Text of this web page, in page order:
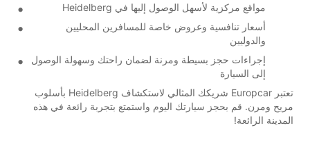
مواقع مركزية لأسهل الوصول إليها في Heidelberg
أسعار تنافسية وعروض خاصة للمسافرين المحليين
والدوليين
إجراءات حجز بسيطة ومرنة لضمان راحتك وسهولة الوصول
إلى السيارة
تعتبر Europcar شريكك المثالي لاستكشاف Heidelberg بأسلوب
مريح ومرن. قم بحجز سيارتك اليوم واستمتع بتجربة رائعة في هذه
المدينة الرائعة!